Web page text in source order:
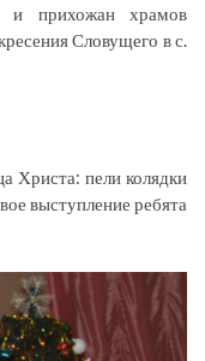
и прихожан храмов
Словущего в с.
Христа: пели колядки
выступление ребята